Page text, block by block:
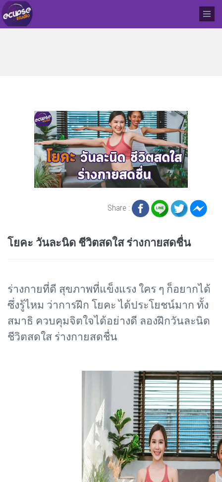
Share :
โยคะ วันละนิด ชีวิตสดใส ร่างกายสดชื่น
ร่างกายที่ดี สุขภาพที่แข็งแรง ใคร ๆ ก็อยากได้
ซึ่งรู้ไหม ว่าการฝึก โยคะ ได้ประโยชน์มาก ทั้ง
สมาธิ ควบคุมจิตใจได้อย่างดี ลองฝึกวันละนิด
ชีวิตสดใส ร่างกายสดชื่น